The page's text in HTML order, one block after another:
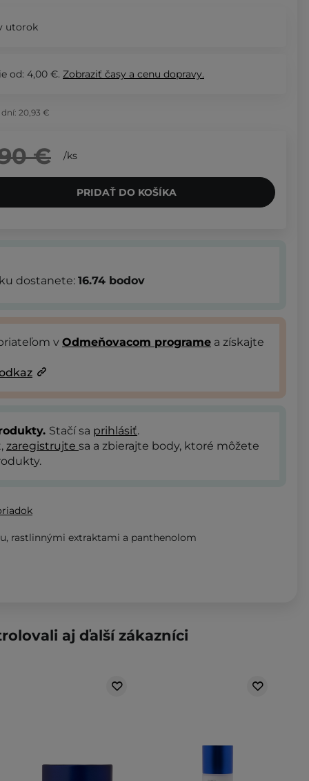
utorok
od: 4,00 €. Zobraziť časy a cenu dopravy.
20,93 €
€ /ks
PRIDAŤ DO KOŠÍKA
dostanete: 16.74 bodov
v Odmeňovacom programe a získajte
Stačí sa prihlásiť.
zaregistrujte sa a zbierajte body, ktoré môžete
rastlinnými extraktami a panthenolom
aj ďalší zákazníci